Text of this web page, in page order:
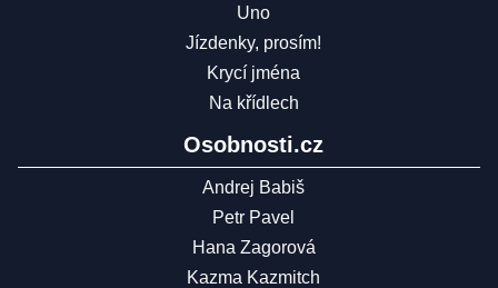
Uno
Jízdenky, prosím!
Krycí jména
Na křídlech
Osobnosti.cz
Andrej Babiš
Petr Pavel
Hana Zagorová
Kazma Kazmitch